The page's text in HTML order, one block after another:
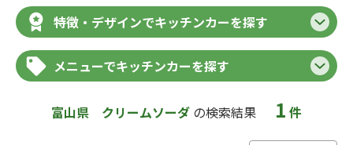
特徴・デザインでキッチンカーを探す
メニューでキッチンカーを探す
富山県 クリームソーダ の検索結果 1 件